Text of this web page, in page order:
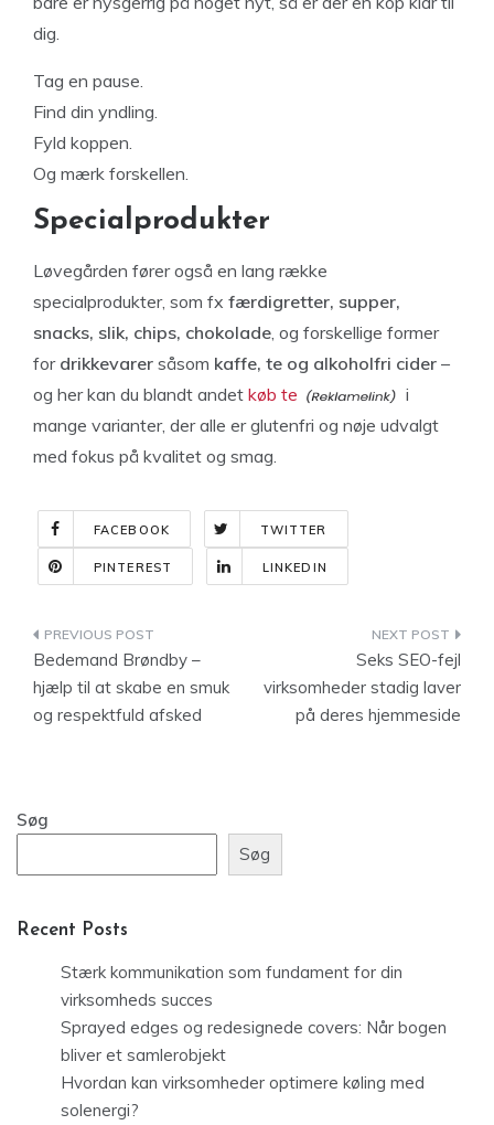
dig.
Tag en pause.
Find din yndling.
Fyld koppen.
Og mærk forskellen.
Specialprodukter
Løvegården fører også en lang række
specialprodukter, som fx færdigretter, supper,
snacks, slik, chips, chokolade , og forskellige former
for drikkevarer såsom kaffe, te og alkoholfri cider –
og her kan du blandt andet køb te
i
mange varianter, der alle er glutenfri og nøje udvalgt
med fokus på kvalitet og smag.
FACEBOOK TWITTER
PINTEREST LINKEDIN
Indlægsnavigation
Bedemand Brøndby –
hjælp til at skabe en smuk
og respektfuld afsked
Seks SEO-fejl
virksomheder stadig laver
på deres hjemmeside
Søg
Søg
Recent Posts
Stærk kommunikation som fundament for din
virksomheds succes
Sprayed edges og redesignede covers: Når bogen
bliver et samlerobjekt
Hvordan kan virksomheder optimere køling med
solenergi?